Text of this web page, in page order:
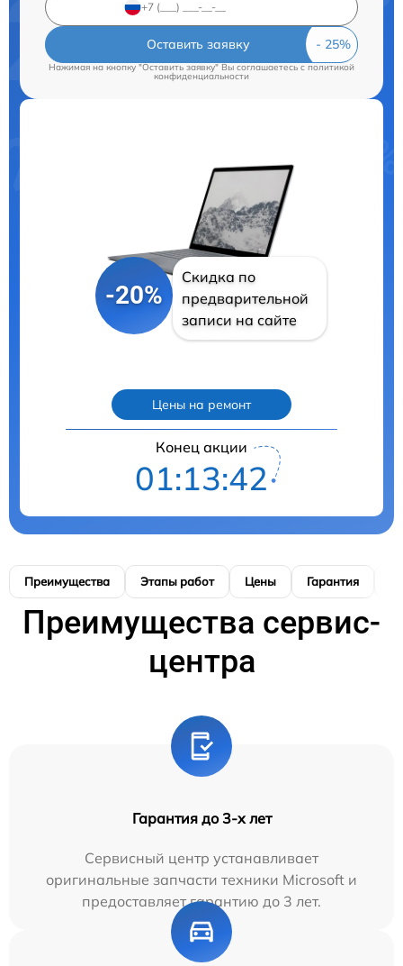
Оставить заявку
Нажимая на кнопку "Оставить заявку" Вы соглашаетесь cполитикой
конфиденциальности
-20%
Скидка по
предварительной
записи на сайте
Цены на ремонт
Конец акции
01:13:41
Преимущества Этапы работ Цены Гарантия
Преимущества сервис-
центра
Гарантия до 3-х лет
Сервисный центр устанавливает
оригинальные запчасти техники Microsoft и
предоставляет гарантию до 3 лет.